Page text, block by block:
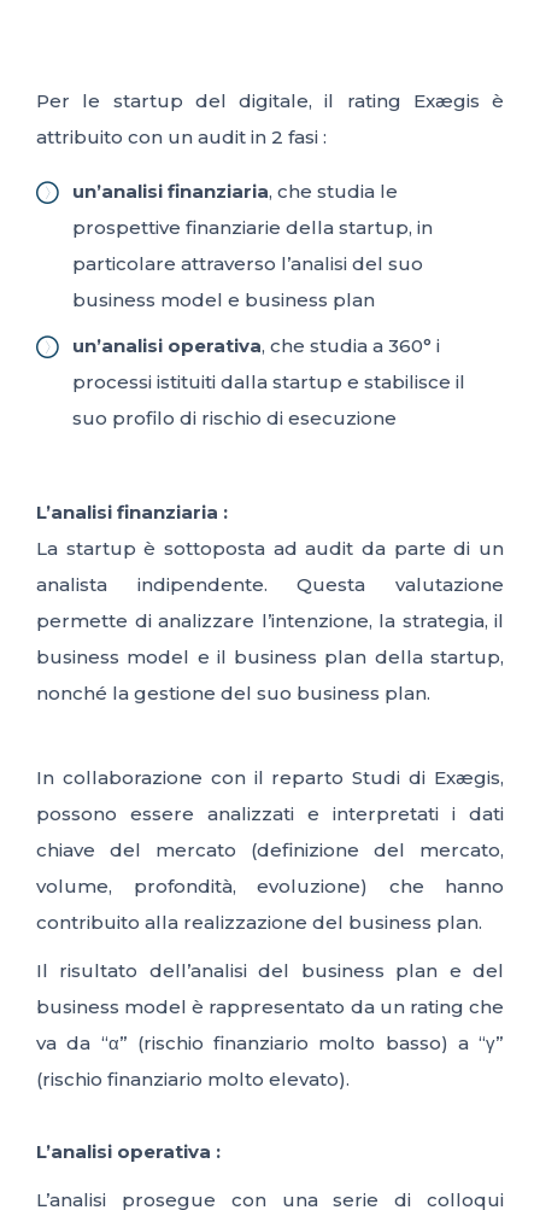
Per le startup del digitale, il rating Exægis è
attribuito con un audit in 2 fasi :
un’analisi finanziaria, che studia le
prospettive finanziarie della startup, in
particolare attraverso l’analisi del suo
business model e business plan
un’analisi operativa, che studia a 360° i
processi istituiti dalla startup e stabilisce il
suo profilo di rischio di esecuzione
L’analisi finanziaria :
La startup è sottoposta ad audit da parte di un
analista indipendente. Questa valutazione
permette di analizzare l’intenzione, la strategia, il
business model e il business plan della startup,
nonché la gestione del suo business plan.
In collaborazione con il reparto Studi di Exægis,
possono essere analizzati e interpretati i dati
chiave del mercato (definizione del mercato,
volume, profondità, evoluzione) che hanno
contribuito alla realizzazione del business plan.
Il risultato dell’analisi del business plan e del
business model è rappresentato da un rating che
va da “α” (rischio finanziario molto basso) a “γ”
(rischio finanziario molto elevato).
L’analisi operativa :
L’analisi prosegue con una serie di colloqui